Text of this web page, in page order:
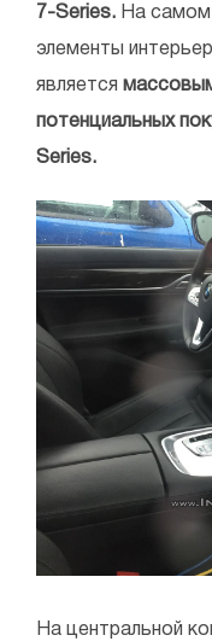
7-Series. На самом
элементы
является
потенциальных
Series.
На центральной